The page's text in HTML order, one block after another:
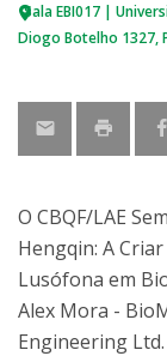
Sala EBI017 |
Diogo Botelho 1327
O CBQF/LAE
Hengqin: A
Lusófona em
Alex Mora -
Engineering